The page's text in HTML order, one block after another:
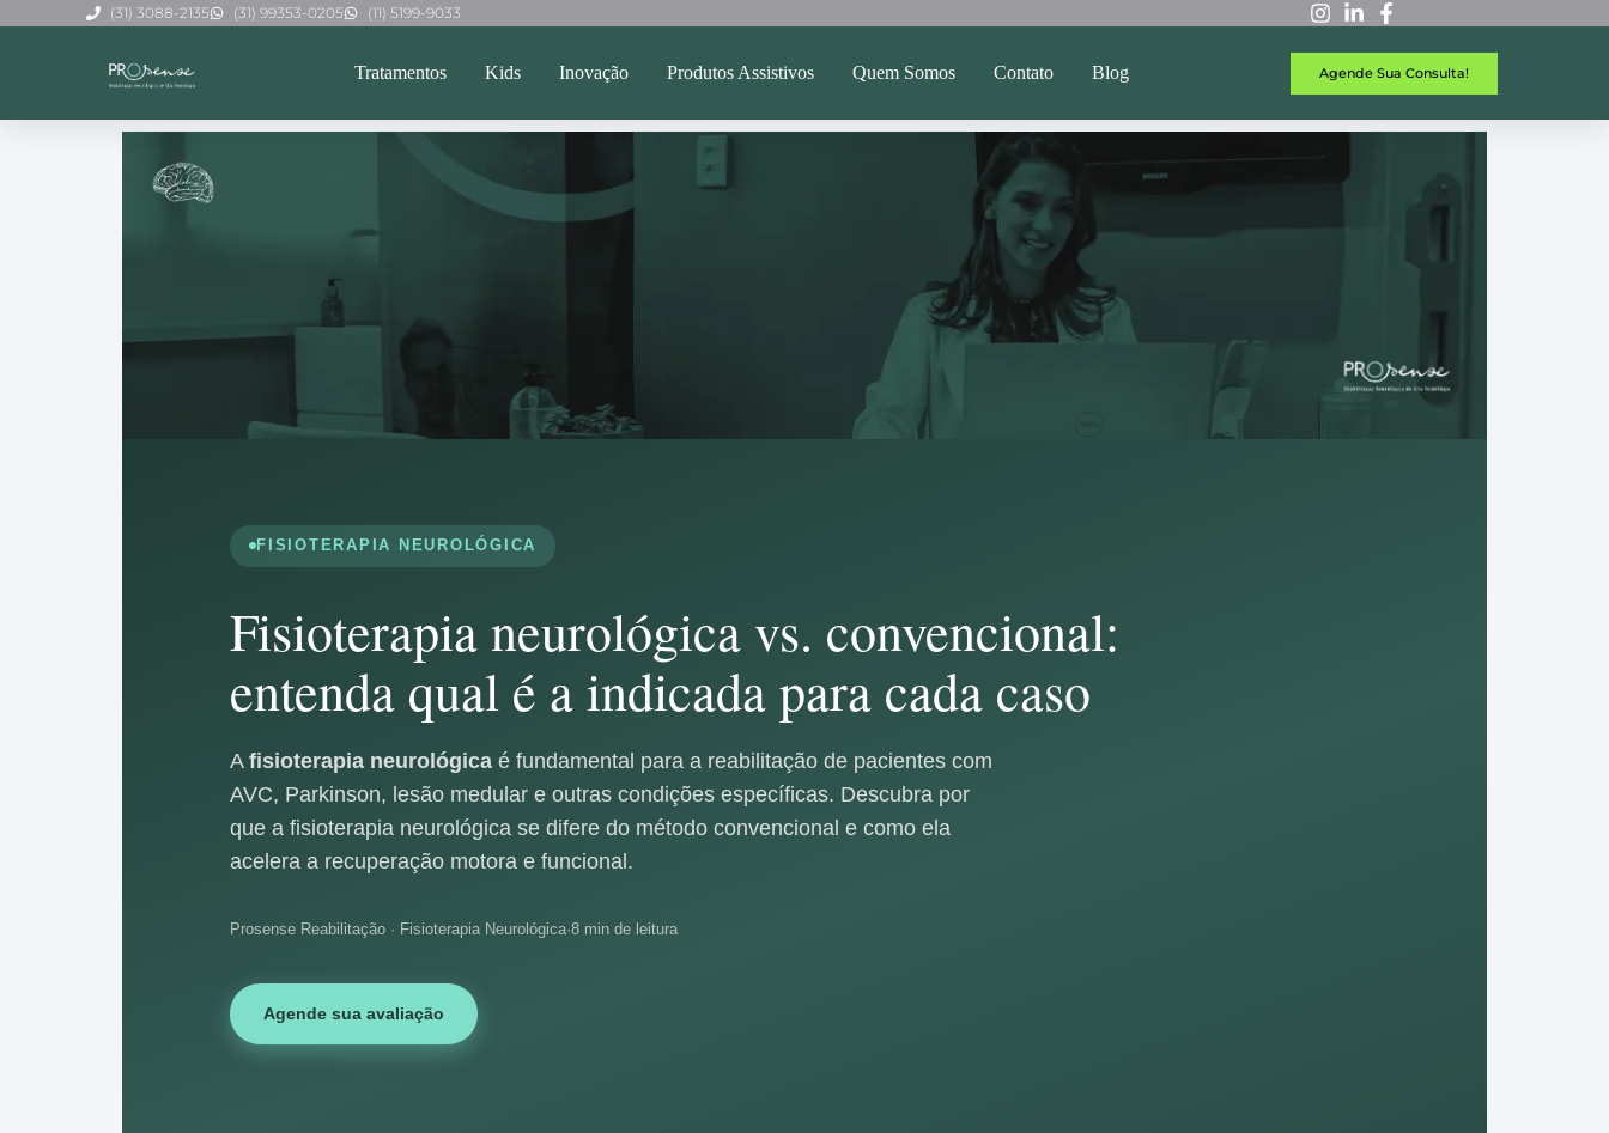
(31) 3088-2135 (31) 99353-0205 (11) 5199-9033
Tratamentos Kids Inovação Produtos Assistivos Quem Somos Contato Blog Agende Sua Consulta!
FISIOTERAPIA NEUROLÓGICA
Fisioterapia neurológica vs. convencional:
entenda qual é a indicada para cada caso
A fisioterapia neurológica é fundamental para a reabilitação de pacientes com
AVC, Parkinson, lesão medular e outras condições específicas. Descubra por
que a fisioterapia neurológica se difere do método convencional e como ela
acelera a recuperação motora e funcional.
Prosense Reabilitação · Fisioterapia Neurológica·8 min de leitura
Agende sua avaliação